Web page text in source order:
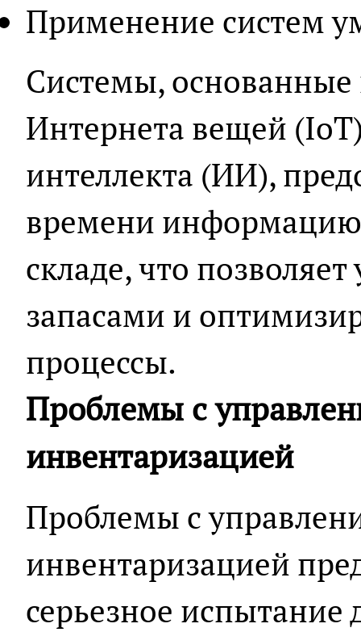
Применение систем
Системы, основанные
Интернета вещей
интеллекта (ИИ),
времени информацию
складе, что
запасами и
процессы.
Проблемы с
инвентаризацией
Проблемы с
инвентаризацией
серьезное испытание